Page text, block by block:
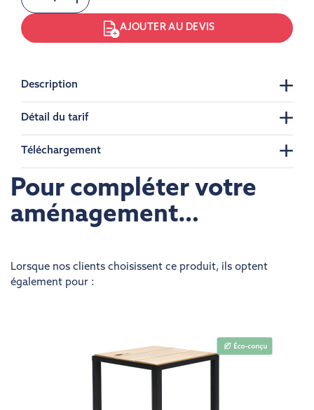
AJOUTER AU DEVIS
Description
Détail du tarif
Téléchargement
Pour compléter votre
aménagement…
Lorsque nos clients choisissent ce produit, ils optent
également pour :